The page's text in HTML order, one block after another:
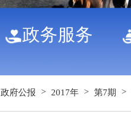
政务服务
政府公报 > 2017年 > 第7期 >